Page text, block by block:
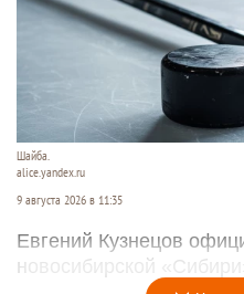
Шайба.
alice.yandex.ru
9 августа 2026 в 11:35
Евгений Кузнецов
новосибирской